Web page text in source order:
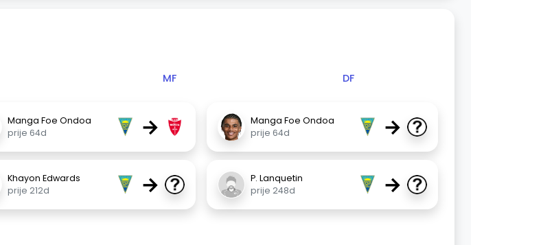
MF DF
Manga Foe Ondoa
prije 64d
→
Manga Foe Ondoa
prije 64d
→
Khayon Edwards
prije 212d
→
P. Lanquetin
prije 248d
→